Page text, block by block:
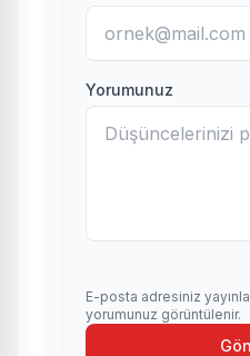
Yorumunuz
E-posta adresiniz
yorumunuz görüntülenir.